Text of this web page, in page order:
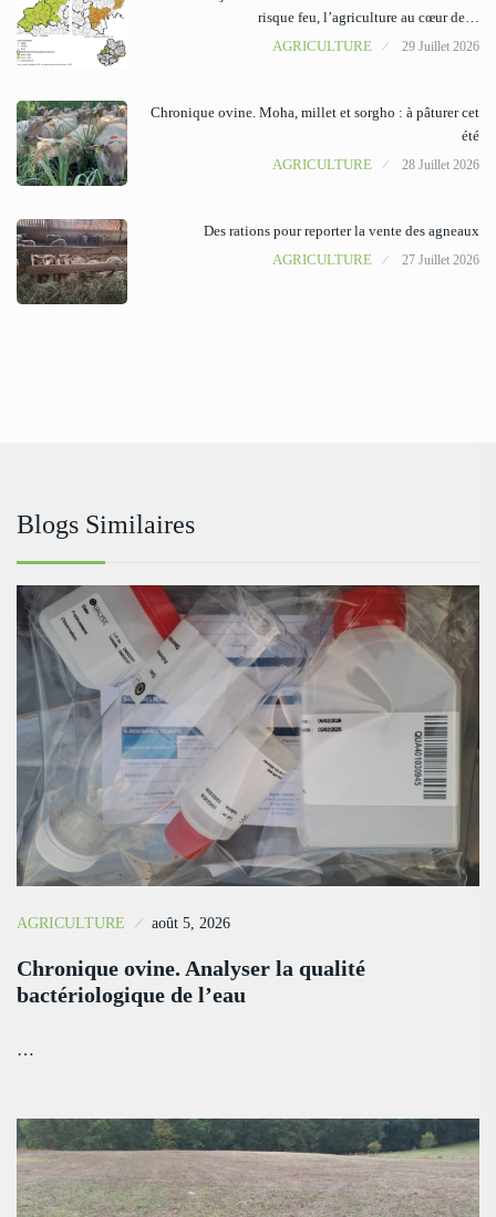
risque feu, l’agriculture au cœur de…
AGRICULTURE
29 Juillet 2026
Chronique ovine. Moha, millet et sorgho : à pâturer cet
été
AGRICULTURE
28 Juillet 2026
Des rations pour reporter la vente des agneaux
AGRICULTURE
27 Juillet 2026
Blogs Similaires
AGRICULTURE août 5, 2026
Chronique ovine. Analyser la qualité
bactériologique de l’eau
…